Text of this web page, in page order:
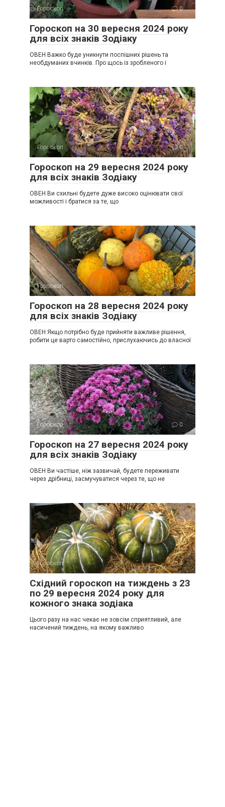
Гороскоп 0
Гороскоп на 30 вересня 2024 року
для всіх знаків Зодіаку
ОВЕН Важко буде уникнути поспішних рішень та
необдуманих вчинків. Про щось із зробленого і
Гороскоп 0
Гороскоп на 29 вересня 2024 року
для всіх знаків Зодіаку
ОВЕН Ви схильні будете дуже високо оцінювати свої
можливості і братися за те, що
Гороскоп 0
Гороскоп на 28 вересня 2024 року
для всіх знаків Зодіаку
ОВЕН Якщо потрібно буде прийняти важливе рішення,
робити це варто самостійно, прислухаючись до власної
Гороскоп 0
Гороскоп на 27 вересня 2024 року
для всіх знаків Зодіаку
ОВЕН Ви частіше, ніж зазвичай, будете переживати
через дрібниці, засмучуватися через те, що не
Гороскоп 0
Східний гороскоп на тиждень з 23
по 29 вересня 2024 року для
кожного знака зодіака
Цього разу на нас чекає не зовсім сприятливий, але
насичений тиждень, на якому важливо